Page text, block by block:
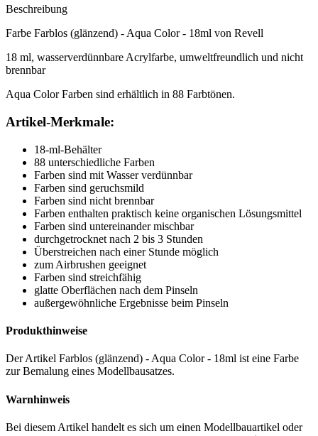
Beschreibung
Farbe Farblos (glänzend) - Aqua Color - 18ml von Revell
18 ml, wasserverdünnbare Acrylfarbe, umweltfreundlich und nicht
brennbar
Aqua Color Farben sind erhältlich in 88 Farbtönen.
Artikel-Merkmale:
18-ml-Behälter
88 unterschiedliche Farben
Farben sind mit Wasser verdünnbar
Farben sind geruchsmild
Farben sind nicht brennbar
Farben enthalten praktisch keine organischen Lösungsmittel
Farben sind untereinander mischbar
durchgetrocknet nach 2 bis 3 Stunden
Überstreichen nach einer Stunde möglich
zum Airbrushen geeignet
Farben sind streichfähig
glatte Oberflächen nach dem Pinseln
außergewöhnliche Ergebnisse beim Pinseln
Produkthinweise
Der Artikel Farblos (glänzend) - Aqua Color - 18ml ist eine Farbe
zur Bemalung eines Modellbausatzes.
Warnhinweis
Bei diesem Artikel handelt es sich um einen Modellbauartikel oder